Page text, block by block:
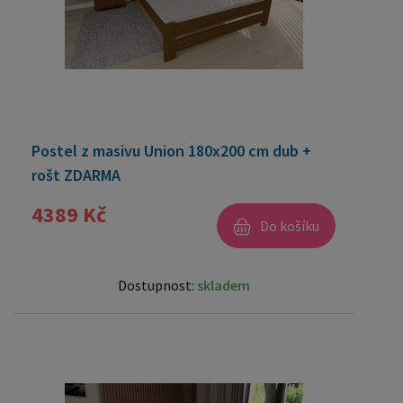
Postel z masivu Union 180x200 cm dub +
rošt ZDARMA
4389 Kč Do košíku
Dostupnost: skladem